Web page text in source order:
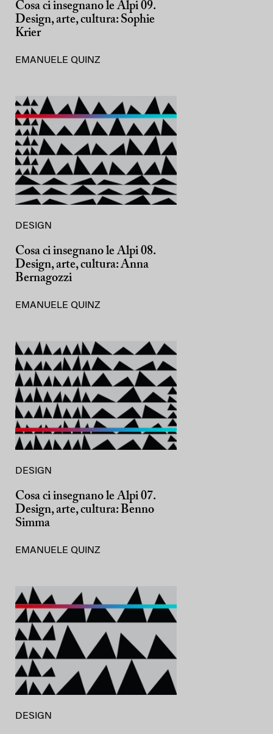
Cosa ci insegnano le Alpi 09.
Design, arte, cultura: Sophie
Krier
EMANUELE QUINZ
DESIGN
Cosa ci insegnano le Alpi 08.
Design, arte, cultura: Anna
Bernagozzi
EMANUELE QUINZ
DESIGN
Cosa ci insegnano le Alpi 07.
Design, arte, cultura: Benno
Simma
EMANUELE QUINZ
DESIGN